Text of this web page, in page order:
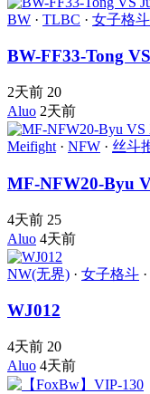
BW · TLBC · 女子格斗
BW-FF33-Tong
2天前 20
Aluo 2天前
Meifight · NFW · 丝斗
MF-NFW20-Byu
4天前 25
Aluo 4天前
NW(无界) · 女子格斗 ·
WJ012
4天前 20
Aluo 4天前